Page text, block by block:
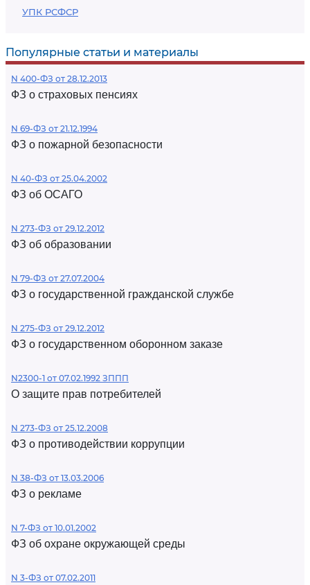
УПК РСФСР
Популярные статьи и материалы
N 400-ФЗ от 28.12.2013
ФЗ о страховых пенсиях
N 69-ФЗ от 21.12.1994
ФЗ о пожарной безопасности
N 40-ФЗ от 25.04.2002
ФЗ об ОСАГО
N 273-ФЗ от 29.12.2012
ФЗ об образовании
N 79-ФЗ от 27.07.2004
ФЗ о государственной гражданской службе
N 275-ФЗ от 29.12.2012
ФЗ о государственном оборонном заказе
N2300-1 от 07.02.1992 ЗППП
О защите прав потребителей
N 273-ФЗ от 25.12.2008
ФЗ о противодействии коррупции
N 38-ФЗ от 13.03.2006
ФЗ о рекламе
N 7-ФЗ от 10.01.2002
ФЗ об охране окружающей среды
N 3-ФЗ от 07.02.2011